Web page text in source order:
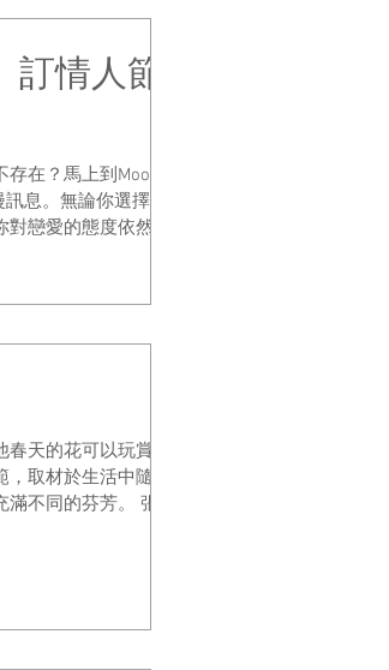
訂情人節
在？馬上到Moon
息。無論你選擇送
戀愛的態度依然永
管任...
天的花可以玩賞。
取材於生活中隨處
不同的芬芳。 張詠